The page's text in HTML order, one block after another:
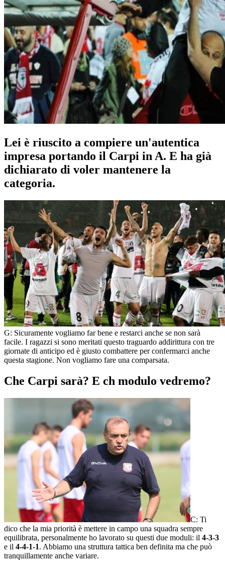
Lei è riuscito a compiere un'autentica
impresa portando il Carpi in A. E ha già
dichiarato di voler mantenere la
categoria.
G: Sicuramente vogliamo far bene e restarci anche se non sarà
facile. I ragazzi si sono meritati questo traguardo addirittura con tre
giornate di anticipo ed è giusto combattere per confermarci anche
questa stagione. Non vogliamo fare una comparsata.
Che Carpi sarà? E ch modulo vedremo?
C: Ti
dico che la mia priorità è mettere in campo una squadra sempre
equilibrata, personalmente ho lavorato su questi due moduli: il 4-3-3
e il 4-4-1-1. Abbiamo una struttura tattica ben definita ma che può
tranquillamente anche variare.